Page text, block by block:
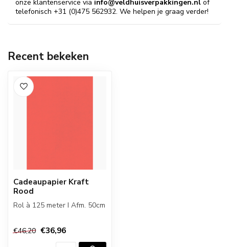
onze klantenservice via info@veldhuisverpakkingen.nl of
telefonisch +31 (0)475 562932. We helpen je graag verder!
Recent bekeken
Cadeaupapier Kraft
Rood
Rol à 125 meter I Afm. 50cm
€46,20 €36,96